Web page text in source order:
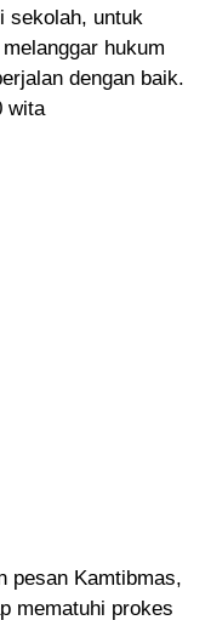
sekolah, untuk
hukum
dengan baik.
wita
pesan Kamtibmas,
mematuhi prokes